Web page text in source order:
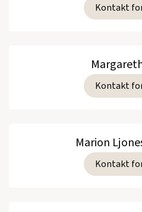
Kontakt
Kontakt
Marion
Kontakt